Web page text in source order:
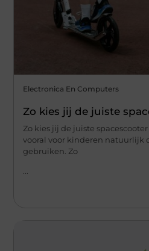
Electronica En Computers
Zo kies jij de juiste
Zo kies jij de juiste
vooral voor kinderen natuurlijk
gebruiken. Zo